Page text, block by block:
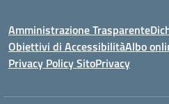
Amministrazione Trasparente
Obiettivi di AccessibilitàAlbo
Privacy Policy SitoPrivacy